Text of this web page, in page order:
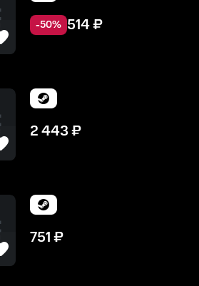
-50% 514₽
2 443₽
751₽